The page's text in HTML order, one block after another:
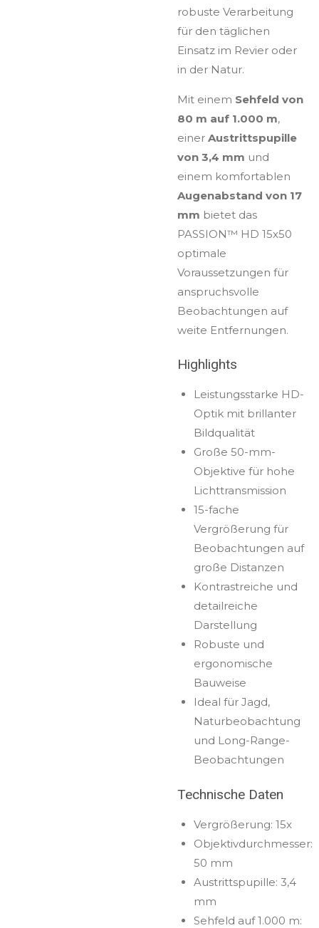
robuste Verarbeitung
für den täglichen
Einsatz im Revier oder
in der Natur.
Mit einem Sehfeld von
80 m auf 1.000 m,
einer Austrittspupille
von 3,4 mm und
einem komfortablen
Augenabstand von 17
mm bietet das
PASSION™ HD 15x50
optimale
Voraussetzungen für
anspruchsvolle
Beobachtungen auf
weite Entfernungen.
Highlights
Leistungsstarke HD-
Optik mit brillanter
Bildqualität
Große 50-mm-
Objektive für hohe
Lichttransmission
15-fache
Vergrößerung für
Beobachtungen auf
große Distanzen
Kontrastreiche und
detailreiche
Darstellung
Robuste und
ergonomische
Bauweise
Ideal für Jagd,
Naturbeobachtung
und Long-Range-
Beobachtungen
Technische Daten
Vergrößerung: 15x
Objektivdurchmesser:
50 mm
Austrittspupille: 3,4
mm
Sehfeld auf 1.000 m: